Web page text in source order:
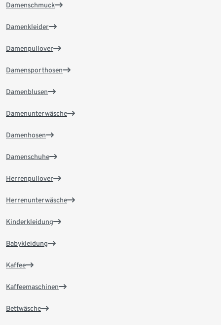
Damenschmuck
Damenkleider
Damenpullover
Damensporthosen
Damenblusen
Damenunterwäsche
Damenhosen
Damenschuhe
Herrenpullover
Herrenunterwäsche
Kinderkleidung
Babykleidung
Kaffee
Kaffeemaschinen
Bettwäsche